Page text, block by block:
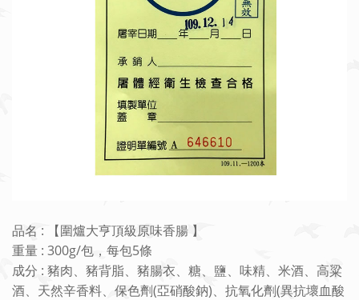
品名 : 【圍爐大亨頂級原味香腸 】
重量 : 300g/包，每包5條
成分 : 豬肉、豬背脂、豬腸衣、糖、鹽、味精、米酒、高粱
酒、天然辛香料、保色劑(亞硝酸鈉)、抗氧化劑(異抗壞血酸